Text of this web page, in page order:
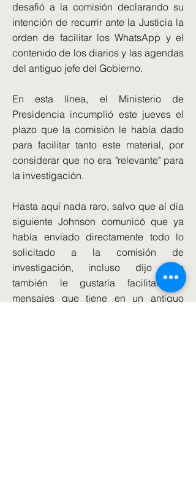
desafió a la comisión declarando su
intención de recurrir ante la Justicia la
orden de facilitar los WhatsApp y el
contenido de los diarios y las agendas
del antiguo jefe del Gobierno.
En esta línea, el Ministerio de
Presidencia incumplió este jueves el
plazo que la comisión le había dado
para facilitar tanto este material, por
considerar que no era "relevante" para
la investigación.
Hasta aquí nada raro, salvo que al día
siguiente Johnson comunicó que ya
había enviado directamente todo lo
solicitado a la comisión de
investigación, incluso dijo que
también le gustaría facilitar los
mensajes que tiene en un antiguo